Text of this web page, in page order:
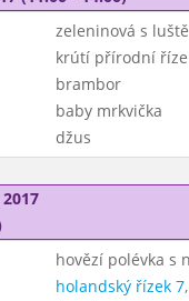
zeleninová s
krútí přírodní
brambor
baby mrkvička
džus
hovězí polévka s
holandský řízek